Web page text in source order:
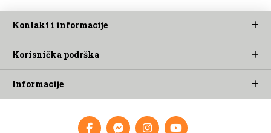
Kontakt i informacije
Korisnička podrška
Informacije